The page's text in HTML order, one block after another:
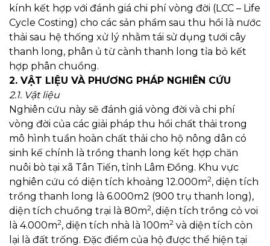
kính kết hợp với đánh giá chi phí vòng đời (LCC – Life
Cycle Costing) cho các sản phẩm sau thu hồi là nước
thải sau hệ thống xử lý nhằm tái sử dụng tưới cây
thanh long, phân ủ từ cành thanh long tỉa bỏ kết
hợp phân chuồng.
2. VẬT LIỆU VÀ PHƯƠNG PHÁP NGHIÊN CỨU
2.1. Vật liệu
Nghiên cứu này sẽ đánh giá vòng đời và chi phí
vòng đời của các giải pháp thu hồi chất thải trong
mô hình tuần hoàn chất thải cho hộ nông dân có
sinh kế chính là trồng thanh long kết hợp chăn
nuôi bò tại xã Tân Tiến, tỉnh Lâm Đồng. Khu vực
nghiên cứu có diện tích khoảng 12.000m2, diện tích
trồng thanh long là 6.000m2 (900 trụ thanh long),
diện tích chuồng trại là 80m2, diện tích trồng cỏ voi
là 4.000m2, diện tích nhà là 100m2 và diện tích còn
lại là đất trống. Đặc điểm của hộ được thể hiện tại